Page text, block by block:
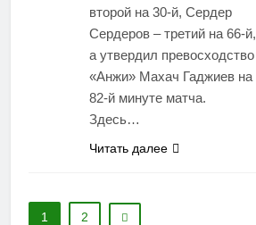
второй на 30-й, Сердер
Сердеров – третий на 66-й,
а утвердил превосходство
«Анжи» Махач Гаджиев на
82-й минуте матча.
Здесь…
Читать далее
1 2